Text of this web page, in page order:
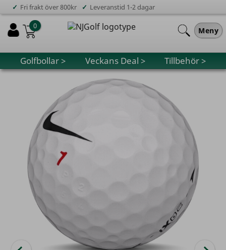
✓ Fri frakt över 800kr ✓ Leveranstid 1-2 dagar
Meny
0
Golfbollar > Veckans Deal > Tillbehör >